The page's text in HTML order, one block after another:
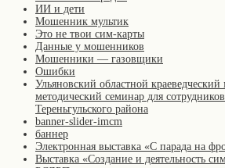
ИИ и дети
Мошенник мультик
Это не твои сим-карты
Данные у мошенников
Мошенники — газовщики
Ошибки
Ульяновский областной
методический семинар для
Тереньгульского района
banner-slider-imcm
баннер
Электронная выставка «С парада на
Выставка «Создание и деятельность